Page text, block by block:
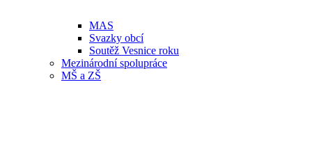
MAS
Svazky obcí
Soutěž Vesnice roku
Mezinárodní spolupráce
MŠ a ZŠ